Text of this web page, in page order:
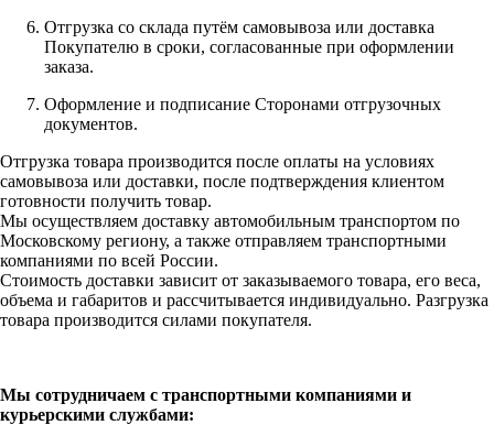
Отгрузка со склада путём самовывоза или доставка
Покупателю в сроки, согласованные при оформлении
заказа.
Оформление и подписание Сторонами отгрузочных
документов.
Отгрузка товара производится после оплаты на условиях
самовывоза или доставки, после подтверждения клиентом
готовности получить товар.
Мы осуществляем доставку автомобильным транспортом по
Московскому региону, а также отправляем транспортными
компаниями по всей России.
Стоимость доставки зависит от заказываемого товара, его веса,
объема и габаритов и рассчитывается индивидуально. Разгрузка
товара производится силами покупателя.
Мы сотрудничаем с транспортными компаниями и
курьерскими службами: